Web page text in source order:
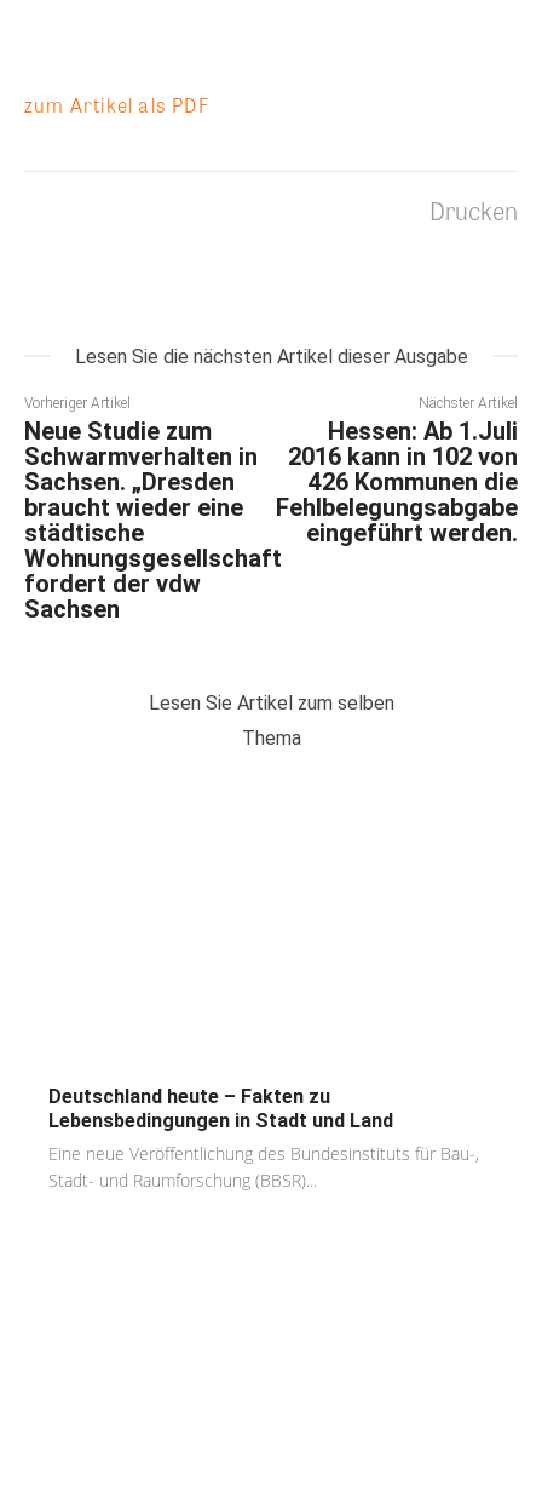
zum Artikel als PDF
Drucken
Lesen Sie die nächsten Artikel dieser Ausgabe
Vorheriger Artikel
Neue Studie zum
Schwarmverhalten in
Sachsen. „Dresden
braucht wieder eine
städtische
Wohnungsgesellschaft
fordert der vdw
Sachsen
Nächster Artikel
Hessen: Ab 1.Juli
2016 kann in 102 von
426 Kommunen die
Fehlbelegungsabgabe
eingeführt werden.
Lesen Sie Artikel zum selben
Thema
Deutschland heute – Fakten zu
Lebensbedingungen in Stadt und Land
Eine neue Veröffentlichung des Bundesinstituts für Bau-,
Stadt- und Raumforschung (BBSR)...